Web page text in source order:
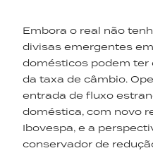
Embora o real não
divisas emergentes
domésticos podem ter
da taxa de câmbio.
entrada de fluxo
doméstica, com novo
Ibovespa, e a
conservador de